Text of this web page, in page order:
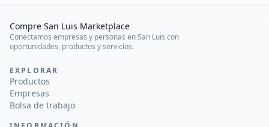
Compre San Luis Marketplace
Conectamos empresas y personas en San Luis con
oportunidades, productos y servicios.
EXPLORAR
Productos
Empresas
Bolsa de trabajo